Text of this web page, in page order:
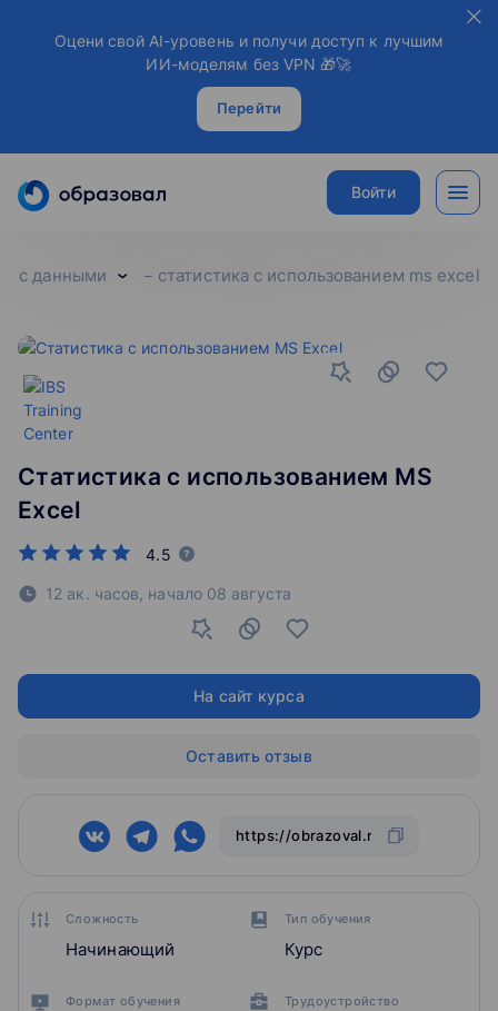
Оцени свой AI-уровень и получи доступ к лучшим
ИИ-моделям без VPN 🎁🚀
Перейти
Войти
с данными статистика с использованием ms excel
Сложность
Начинающий
Тип обучения
Курс
Формат обучения Трудоустройство
Статистика с использованием MS
Excel
4.5
12 ак. часов, начало 08 августа
На сайт курса
Оставить отзыв